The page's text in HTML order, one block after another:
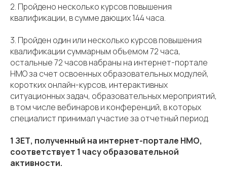
2. Пройдено несколько курсов повышения
квалификации, в сумме дающих 144 часа.
3. Пройден один или несколько курсов повышения
квалификации суммарным объемом 72 часа,
остальные 72 часов набраны на интернет-портале
НМО за счет освоенных образовательных модулей,
коротких онлайн-курсов, интерактивных
ситуационных задач, образовательных мероприятий,
в том числе вебинаров и конференций, в которых
специалист принимал участие за отчетный период.
1 ЗЕТ, полученный на интернет-портале НМО,
соответствует 1 часу образовательной
активности.